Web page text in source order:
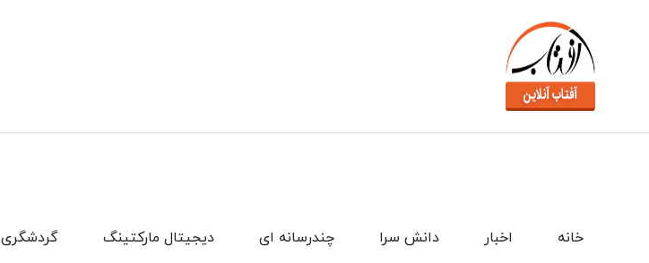
گردشگری دیجیتال مارکتینگ چندرسانه ای دانش سرا اخبار خانه